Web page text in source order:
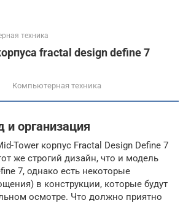
техника
fractal design define 7
Компьютерная техника
организация
Tower корпус Fractal Design Define 7
же строгий дизайн, что и модель
7, однако есть некоторые
в конструкции, которые будут
осмотре. Что должно приятно